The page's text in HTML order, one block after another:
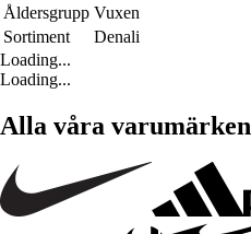
Åldersgrupp Vuxen
Sortiment
Denali
Loading...
Loading...
Alla våra varumärken